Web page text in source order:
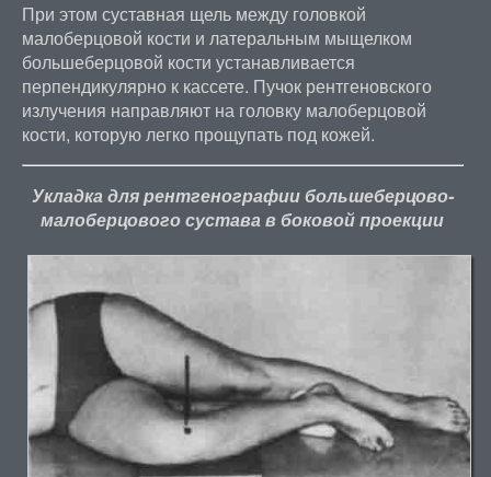
При этом суставная щель между головкой
малоберцовой кости и латеральным мыщелком
большеберцовой кости устанавливается
перпендикулярно к кассете. Пучок рентгеновского
излучения направляют на головку малоберцовой
кости, которую легко прощупать под кожей.
Укладка для рентгенографии большеберцово-
малоберцового сустава в боковой проекции